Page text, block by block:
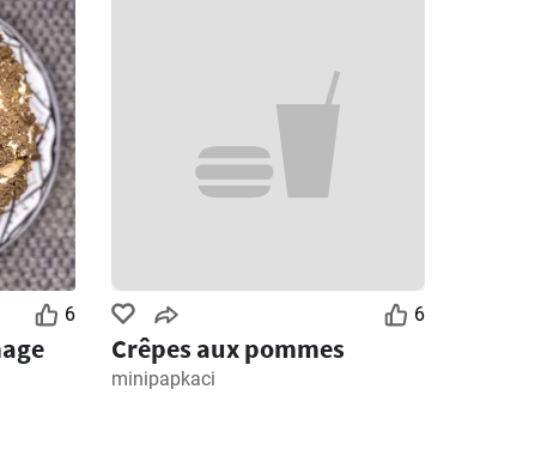
6 6
Crêpes aux pommes
minipapkaci